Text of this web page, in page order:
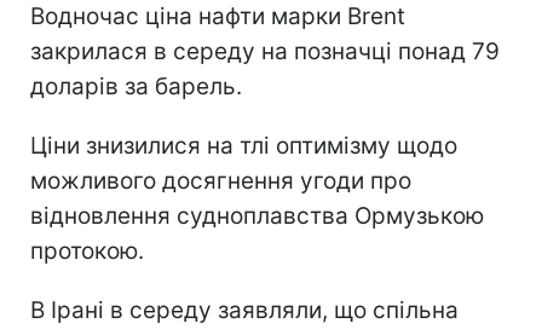
Водночас ціна нафти марки Brent
закрилася в середу на позначці понад 79
доларів за барель.
Ціни знизилися на тлі оптимізму щодо
можливого досягнення угоди про
відновлення судноплавства Ормузькою
протокою.
В Ірані в середу заявляли, що спільна